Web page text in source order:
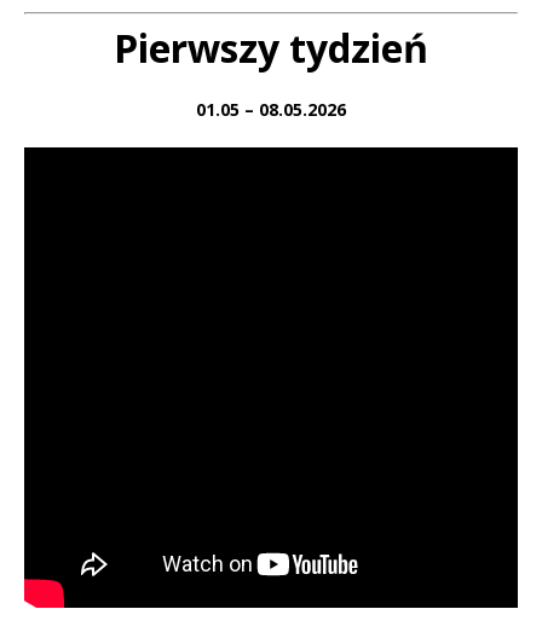
Pierwszy tydzień
01.05 – 08.05.2026